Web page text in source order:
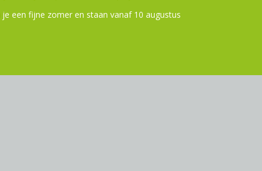
een fijne zomer en staan vanaf 10 augustus